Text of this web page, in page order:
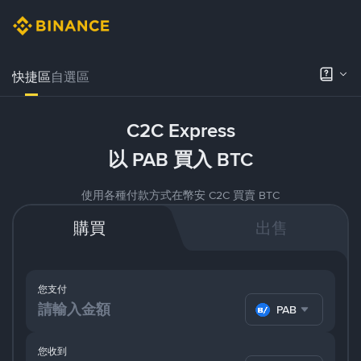
快捷區自選區
C2C Express
以 PAB 買入 BTC
使用各種付款方式在幣安 C2C 買賣 BTC
購買 出售
您支付
PAB
您收到